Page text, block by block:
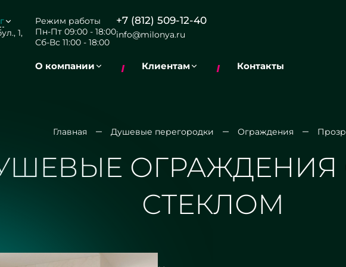
1,
Режим работы
Пн-Пт 09:00 - 18:00
Сб-Вс 11:00 - 18:00
+7 (812) 509-12-40
info@milonya.ru
О компании Клиентам Контакты
Главная Душевые перегородки Ограждения
СТЕКЛОМ